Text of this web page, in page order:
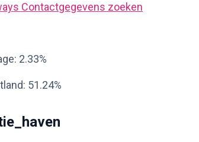
Contactgegevens zoeken
2.33%
51.24%